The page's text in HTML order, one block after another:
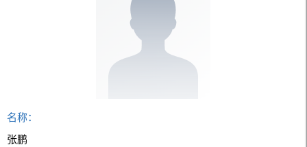
名称：
张鹏